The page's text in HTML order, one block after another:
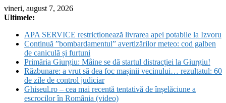
Skip
to
vineri, august 7, 2026
Ultimele:
APA SERVICE restricționează livrarea apei potabile la Izvoru
Continuă ”bombardamentul” avertizărilor meteo: cod galben
de caniculă și furtuni
Primăria Giurgiu: Mâine se dă startul distracției la Giurgiu!
Răzbunare: a vrut să dea foc mașinii vecinului… rezultatul: 60
de zile de control judiciar
Ghiseul.ro – cea mai recentă tentativă de înșelăciune a
escrocilor în România (video)